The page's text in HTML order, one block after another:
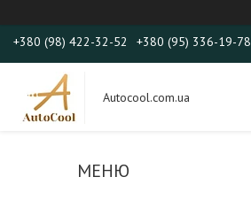
+380 (98) 422-32-52 +380 (95) 336-19-78
Autocool.com.ua